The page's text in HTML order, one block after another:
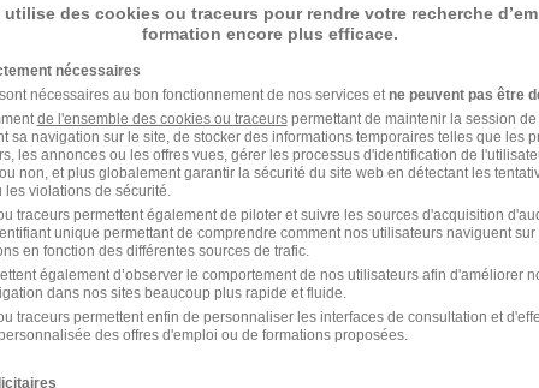
(ingénieur grandes écoles ou universités), vous justifiez
poste d'Architecte Data vous ayant permis d'acquérir de
particulière sur des sujets Data plus larges (qualité des
processus métier) ? Cela sera un véritable atout
vous serez en charge.
de parole en public cela vous permettra de présenter et
d'architecture.
d'un anglais de niveau B2 nécessaire pour adresser
utilise des cookies ou traceurs pour rendre votre recherche
formation encore plus efficace.
nécessaires
nécessaires au bon fonctionnement de nos services et ne peuvent pas être
de l'ensemble des cookies ou traceurspermettant de maintenir la session
sa navigation sur le site, de stocker des informations temporaires telles que les
les annonces ou les offres vues, gérer les processus d'identification de
non, et plus globalement garantir la sécurité du site web en détectant les
violations de sécurité.
traceurs permettent également de piloter et suivre les sources d'acquisition
unique permettant de comprendre comment nos utilisateurs naviguent sur
en fonction des différentes sources de trafic.
également d’observer le comportement de nos utilisateurs afin d'améliorer
dans nos sites beaucoup plus rapide et fluide.
traceurs permettent enfin de personnaliser les interfaces de consultation et
des offres d'emploi ou de formations proposées.